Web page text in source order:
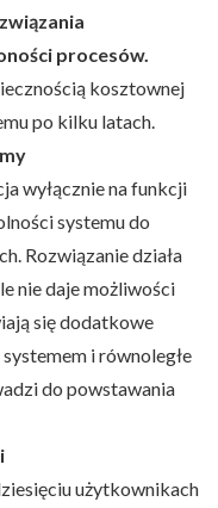
procesów.
kosztownej
po kilku latach.
wyłącznie na funkcji
systemu do
Rozwiązanie działa
nie daje możliwości
się dodatkowe
i równoległe
do powstawania
użytkownikach